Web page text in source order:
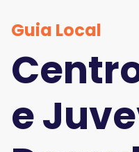
Guia Local
e